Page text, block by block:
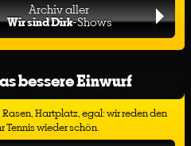
Archiv aller
Wir sind Dirk-Shows
bessere Einwurf
Hartplatz, egal: wir reden den
Tennis wieder schön.